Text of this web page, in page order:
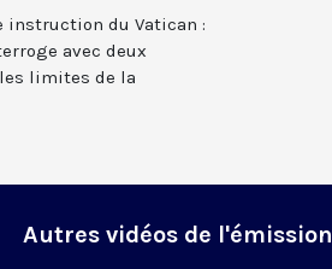
instruction du Vatican :
avec deux
limites de la
Autres vidéos de l'émission